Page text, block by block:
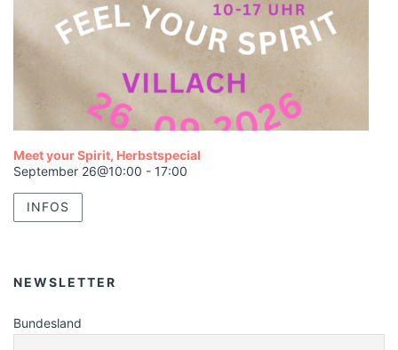
Meet your Spirit, Herbstspecial
September 26@10:00 - 17:00
INFOS
NEWSLETTER
Bundesland